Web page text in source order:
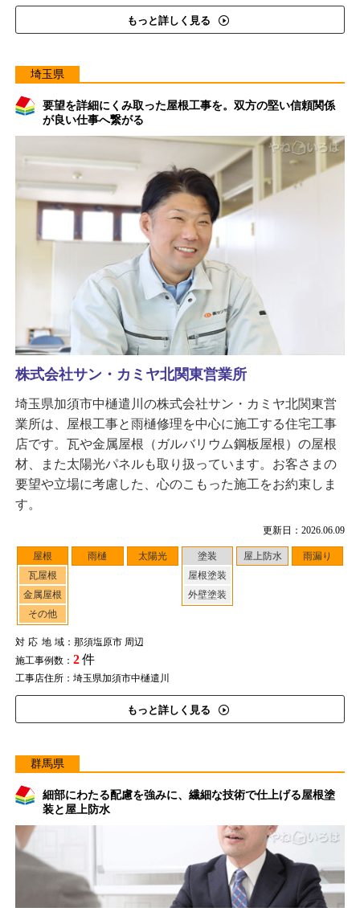
もっと詳しく見る
埼玉県
要望を詳細にくみ取った屋根工事を。双方の堅い信頼関係
が良い仕事へ繋がる
更新日：2026.06.09
屋根
瓦屋根
金属屋根
その他
雨樋 太陽光
塗装
屋根塗装
外壁塗装
屋上防水 雨漏り
対応地域：那須塩原市 周辺
施工事例数： 2件
工事店住所：埼玉県加須市中樋遣川
もっと詳しく見る
株式会社サン・カミヤ北関東営業所
埼玉県加須市中樋遣川の株式会社サン・カミヤ北関東営
業所は、屋根工事と雨樋修理を中心に施工する住宅工事
店です。瓦や金属屋根（ガルバリウム鋼板屋根）の屋根
材、また太陽光パネルも取り扱っています。お客さまの
要望や立場に考慮した、心のこもった施工をお約束しま
す。
群馬県
細部にわたる配慮を強みに、繊細な技術で仕上げる屋根塗
装と屋上防水